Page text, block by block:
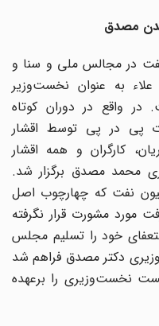
مصدق
در مجالس ملی و سنا و
به عنوان نخست‌وزیر
واقع در دوران کوتاه
پی در پی توسط اقشار
کارگران و همه اقشار
محمد مصدق برگزار شد.
نفت که چهارچوب اصل
مشورت قرار نگرفته
استعفای خود را تسلیم مجلس
دکتر مصدق فراهم شد
1330ش وی پست نخست‌وزیری را برعهده